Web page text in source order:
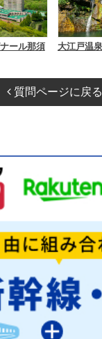
ール那須
質問ページに戻る